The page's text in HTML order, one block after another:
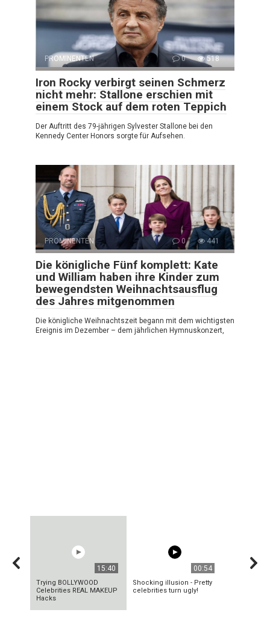
PROMINENTEN 0 518
Iron Rocky verbirgt seinen Schmerz
nicht mehr: Stallone erschien mit
einem Stock auf dem roten Teppich
Der Auftritt des 79-jährigen Sylvester Stallone bei den
Kennedy Center Honors sorgte für Aufsehen.
PROMINENTEN 0 441
Die königliche Fünf komplett: Kate
und William haben ihre Kinder zum
bewegendsten Weihnachtsausflug
des Jahres mitgenommen
Die königliche Weihnachtszeit begann mit dem wichtigsten
Ereignis im Dezember – dem jährlichen Hymnuskonzert,
15:40
Trying BOLLYWOOD
Celebrities REAL MAKEUP
Hacks
00:54
Shocking illusion - Pretty
celebrities turn ugly!